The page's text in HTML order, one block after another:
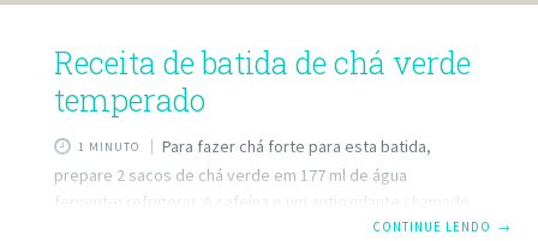
Receita de batida de chá verde
temperado
1 MINUTO
Para fazer chá forte para esta batida,
prepare 2 sacos de chá verde em 177 ml de água
fervente; refrigerar. A cafeína e um antioxidante chamado
catequina estimulam seu sistema nervoso e aumentam a
CONTINUE LENDO →